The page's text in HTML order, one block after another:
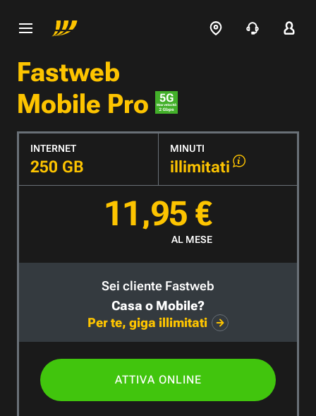
Fastweb
Mobile Pro
INTERNET
250 GB
MINUTI
illimitati
11,95 €
AL MESE
Sei cliente Fastweb
Casa o Mobile?
Per te, giga illimitati
ATTIVA ONLINE